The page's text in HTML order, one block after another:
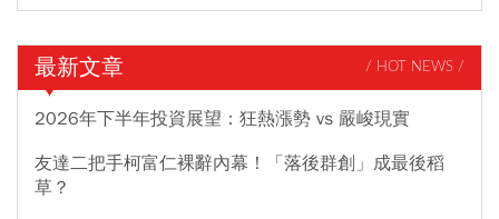
最新文章 / HOT NEWS /
2026年下半年投資展望：狂熱漲勢 vs 嚴峻現實
友達二把手柯富仁裸辭內幕！「落後群創」成最後稻
草？